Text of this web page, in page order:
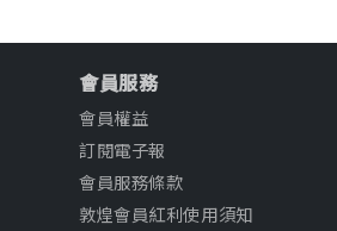
會員服務
會員權益
訂閱電子報
會員服務條款
敦煌會員紅利使用須知